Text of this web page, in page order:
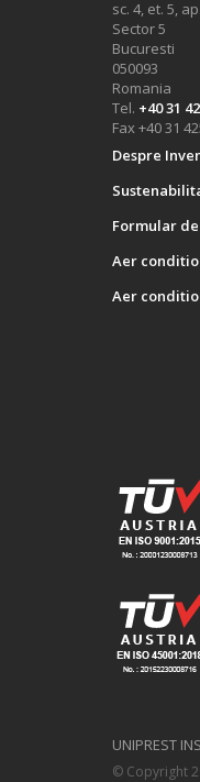
sc. 4, et. 5,
Sector 5
Bucuresti
050093
Romania
Tel. +40 31
Fax +40 31
Despre
Formular
Aer
Aer
UNIPREST
© Copyright